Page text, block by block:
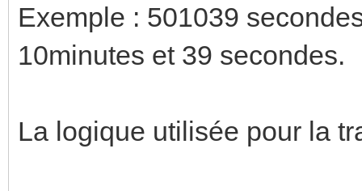
Exemple : 501039
10minutes et 39 secondes.
La logique utilisée pour la